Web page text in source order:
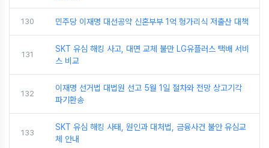
130 민주당 이재명 대선공약 신혼부부 1억 헝가리식 저출산 대책
131
SKT 유심 해킹 사고, 대면 교체 불만 LG유플러스 택배 서비
스 비교
132
이재명 선거법 대법원 선고 5월 1일 절차와 전망 상고기각
파기환송
133
SKT 유심 해킹 사태, 원인과 대처법, 금융사건 불안 유심교
체 안내